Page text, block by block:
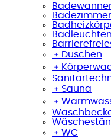
Badleuchten
﹢ Duschen
﹢
﹢ Sauna
﹢
﹢ WC